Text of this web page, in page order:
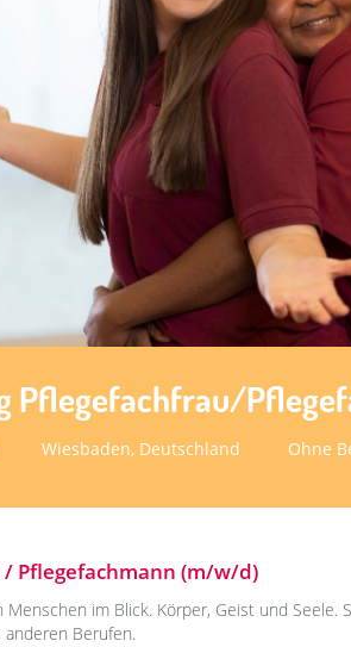
Pflegefachfrau/
Wiesbaden, Deutschland Ohne
Pflegefachmann (m/w/d)
Menschen im Blick. Körper, Geist und
anderen Berufen.